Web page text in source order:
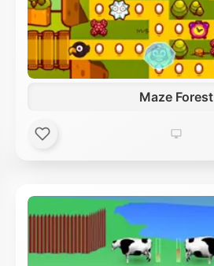
Maze Forest